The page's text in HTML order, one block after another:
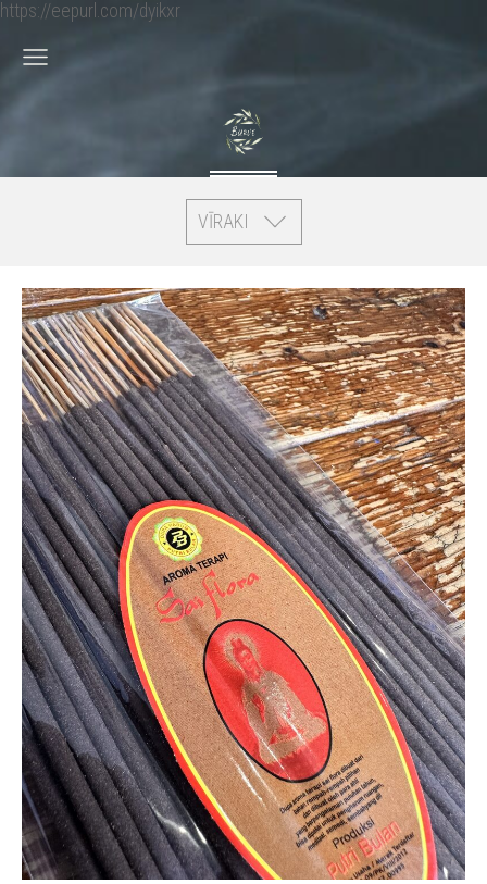
https://eepurl.com/dyikxr
VĪRAKI